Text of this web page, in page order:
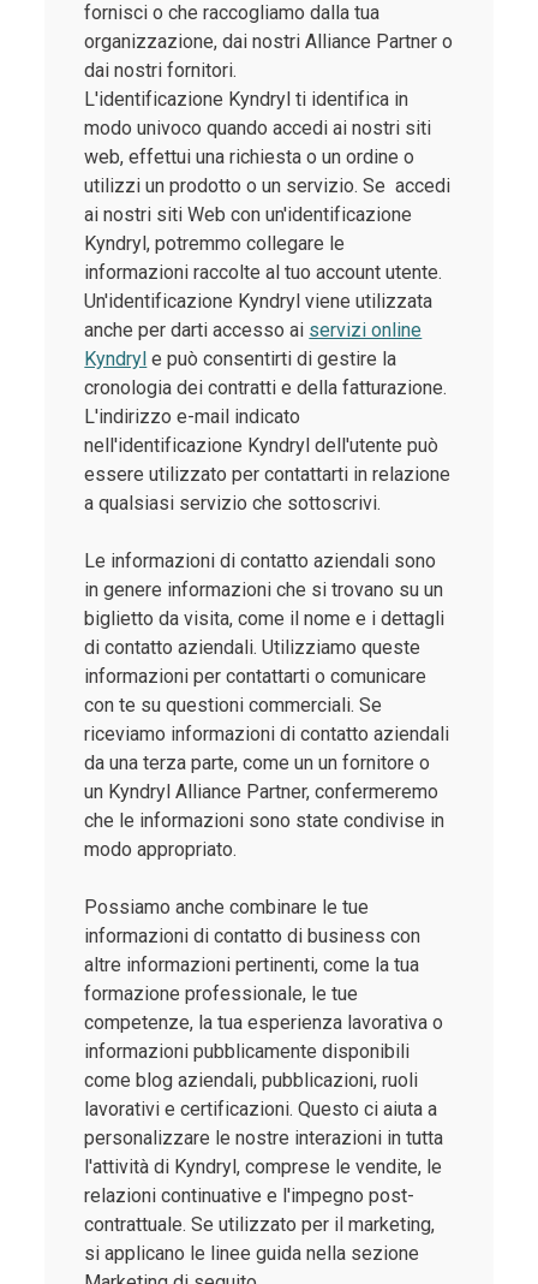
fornisci o che raccogliamo dalla tua
organizzazione, dai nostri Alliance Partner o
dai nostri fornitori.
L'identificazione Kyndryl ti identifica in
modo univoco quando accedi ai nostri siti
web, effettui una richiesta o un ordine o
utilizzi un prodotto o un servizio. Se accedi
ai nostri siti Web con un'identificazione
Kyndryl, potremmo collegare le
informazioni raccolte al tuo account utente.
Un'identificazione Kyndryl viene utilizzata
anche per darti accesso ai servizi online
Kyndryl e può consentirti di gestire la
cronologia dei contratti e della fatturazione.
L'indirizzo e-mail indicato
nell'identificazione Kyndryl dell'utente può
essere utilizzato per contattarti in relazione
a qualsiasi servizio che sottoscrivi.
Le informazioni di contatto aziendali sono
in genere informazioni che si trovano su un
biglietto da visita, come il nome e i dettagli
di contatto aziendali. Utilizziamo queste
informazioni per contattarti o comunicare
con te su questioni commerciali. Se
riceviamo informazioni di contatto aziendali
da una terza parte, come un un fornitore o
un Kyndryl Alliance Partner, confermeremo
che le informazioni sono state condivise in
modo appropriato.
Possiamo anche combinare le tue
informazioni di contatto di business con
altre informazioni pertinenti, come la tua
formazione professionale, le tue
competenze, la tua esperienza lavorativa o
informazioni pubblicamente disponibili
come blog aziendali, pubblicazioni, ruoli
lavorativi e certificazioni. Questo ci aiuta a
personalizzare le nostre interazioni in tutta
l'attività di Kyndryl, comprese le vendite, le
relazioni continuative e l'impegno post-
contrattuale. Se utilizzato per il marketing,
si applicano le linee guida nella sezione